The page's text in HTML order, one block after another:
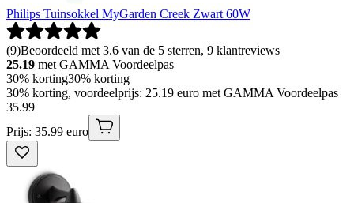
Philips Tuinsokkel MyGarden Creek Zwart 60W
(9)Beoordeeld met 3.6 van de 5 sterren, 9 klantreviews
25.19 met GAMMA Voordeelpas
30% korting30% korting
30% korting, voordeelprijs: 25.19 euro met GAMMA Voordeelpas
35.99
Prijs: 35.99 euro